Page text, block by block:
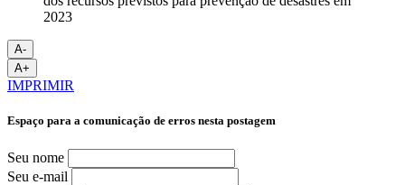
A-
A+
IMPRIMIR
Espaço para a comunicação de erros nesta postagem
Seu nome
Seu e-mail